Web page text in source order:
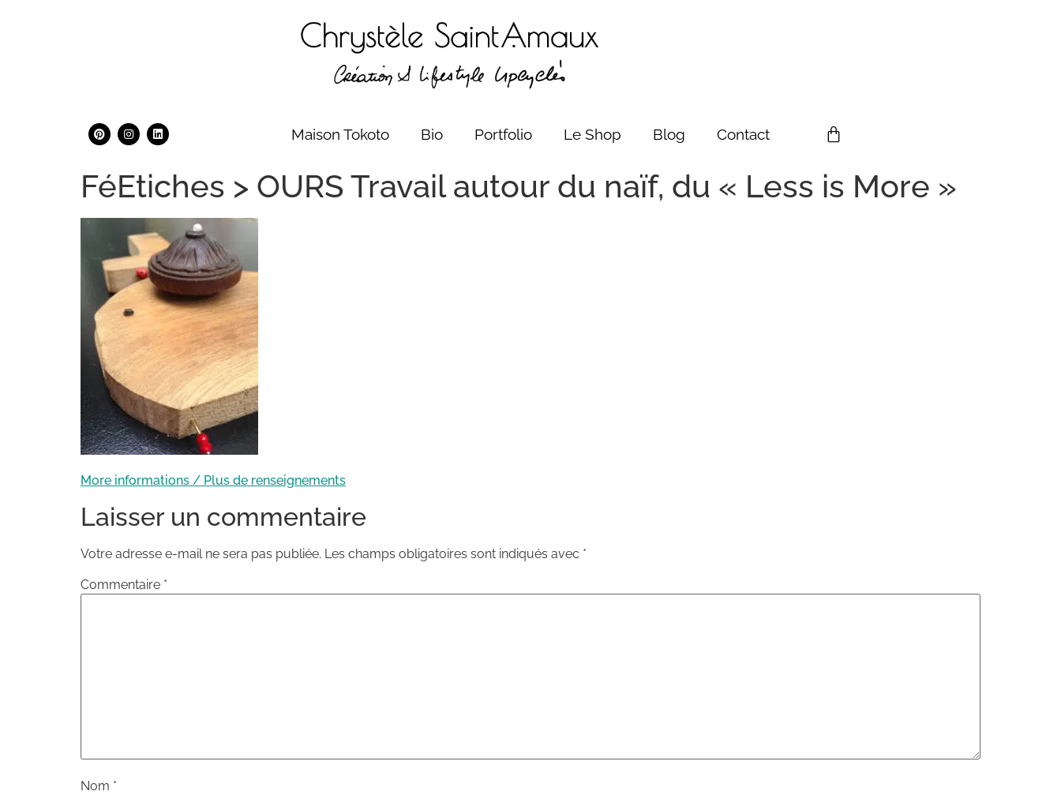
Maison Tokoto Bio Portfolio Le Shop Blog Contact
FéEtiches > OURS Travail autour du naïf, du « Less is More »
More informations / Plus de renseignements
Laisser un commentaire
Votre adresse e-mail ne sera pas publiée. Les champs obligatoires sont indiqués avec *
Commentaire *
Nom *